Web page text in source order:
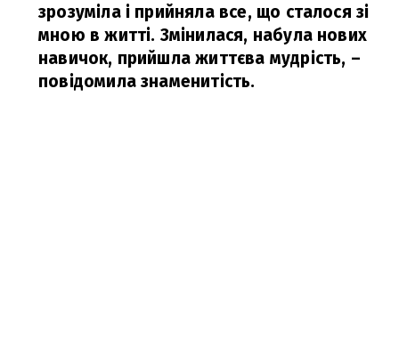
зрозуміла і прийняла все, що сталося зі
мною в житті. Змінилася, набула нових
навичок, прийшла життєва мудрість, –
повідомила знаменитість.